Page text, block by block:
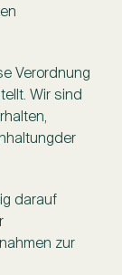
Verordnung
Wir sind
darauf
zur